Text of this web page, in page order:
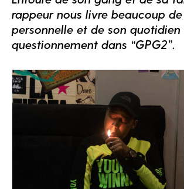
rappeur nous livre beaucoup
personnelle et de son
questionnement dans “GPG2”.